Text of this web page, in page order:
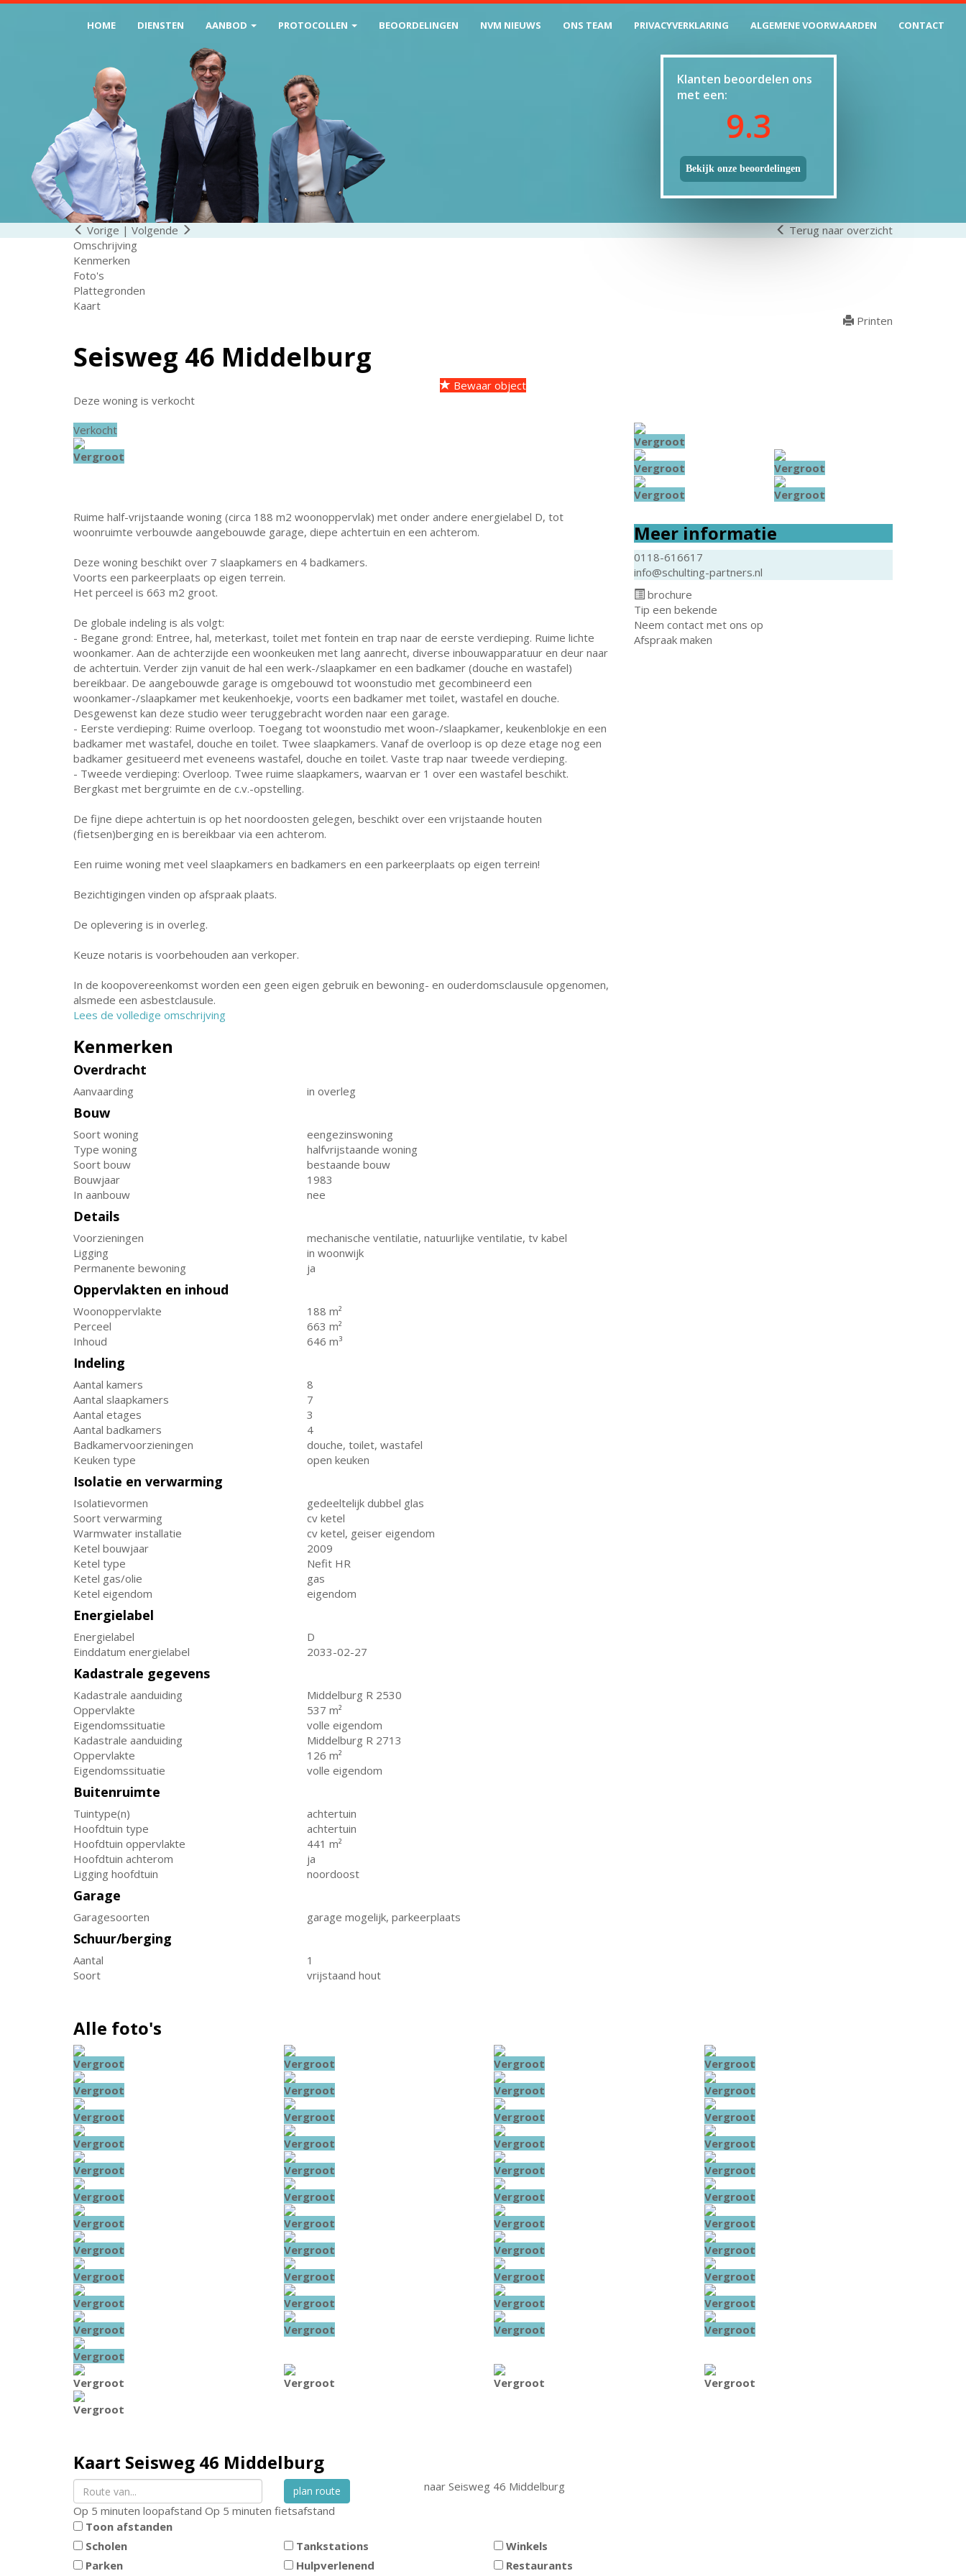
Klanten beoordelen ons
met een:
9.3
Bekijk onze beoordelingen
HOME DIENSTEN AANBOD PROTOCOLLEN BEOORDELINGEN NVM NIEUWS ONS TEAM PRIVACYVERKLARING ALGEMENE VOORWAARDEN CONTACT
Vorige | Volgende
Terug naar overzicht
Omschrijving
Kenmerken
Foto's
Plattegronden
Kaart
Printen
Seisweg 46 Middelburg
Bewaar object
Deze woning is verkocht
Verkocht
Vergroot
Vergroot
Vergroot
Vergroot
Vergroot
Vergroot
Ruime half-vrijstaande woning (circa 188 m2 woonoppervlak) met onder andere energielabel D, tot
woonruimte verbouwde aangebouwde garage, diepe achtertuin en een achterom.
Deze woning beschikt over 7 slaapkamers en 4 badkamers.
Voorts een parkeerplaats op eigen terrein.
Het perceel is 663 m2 groot.
De globale indeling is als volgt:
- Begane grond: Entree, hal, meterkast, toilet met fontein en trap naar de eerste verdieping. Ruime lichte
woonkamer. Aan de achterzijde een woonkeuken met lang aanrecht, diverse inbouwapparatuur en deur naar
de achtertuin. Verder zijn vanuit de hal een werk-/slaapkamer en een badkamer (douche en wastafel)
bereikbaar. De aangebouwde garage is omgebouwd tot woonstudio met gecombineerd een
woonkamer-/slaapkamer met keukenhoekje, voorts een badkamer met toilet, wastafel en douche.
Desgewenst kan deze studio weer teruggebracht worden naar een garage.
- Eerste verdieping: Ruime overloop. Toegang tot woonstudio met woon-/slaapkamer, keukenblokje en een
badkamer met wastafel, douche en toilet. Twee slaapkamers. Vanaf de overloop is op deze etage nog een
badkamer gesitueerd met eveneens wastafel, douche en toilet. Vaste trap naar tweede verdieping.
- Tweede verdieping: Overloop. Twee ruime slaapkamers, waarvan er 1 over een wastafel beschikt.
Bergkast met bergruimte en de c.v.-opstelling.
De fijne diepe achtertuin is op het noordoosten gelegen, beschikt over een vrijstaande houten
(fietsen)berging en is bereikbaar via een achterom.
Een ruime woning met veel slaapkamers en badkamers en een parkeerplaats op eigen terrein!
Bezichtigingen vinden op afspraak plaats.
De oplevering is in overleg.
Keuze notaris is voorbehouden aan verkoper.
In de koopovereenkomst worden een geen eigen gebruik en bewoning- en ouderdomsclausule opgenomen,
alsmede een asbestclausule.
Lees de volledige omschrijving
Kenmerken
Overdracht
Aanvaarding in overleg
Bouw
Soort woning
eengezinswoning
Type woning
halfvrijstaande woning
Soort bouw
bestaande bouw
Bouwjaar
1983
In aanbouw
nee
Details
Voorzieningen
mechanische ventilatie, natuurlijke ventilatie, tv kabel
Ligging
in woonwijk
Permanente bewoning
ja
Oppervlakten en inhoud
Woonoppervlakte
188 m²
Perceel
663 m²
Inhoud
646 m³
Indeling
Aantal kamers
8
Aantal slaapkamers
7
Aantal etages
3
Aantal badkamers
4
Badkamervoorzieningen
douche, toilet, wastafel
Keuken type
open keuken
Isolatie en verwarming
Isolatievormen
gedeeltelijk dubbel glas
Soort verwarming
cv ketel
Warmwater installatie
cv ketel, geiser eigendom
Ketel bouwjaar
2009
Ketel type
Nefit HR
Ketel gas/olie
gas
Ketel eigendom
eigendom
Energielabel
Energielabel
D
Einddatum energielabel
2033-02-27
Kadastrale gegevens
Kadastrale aanduiding
Middelburg R 2530
Oppervlakte
537 m²
Eigendomssituatie
volle eigendom
Kadastrale aanduiding
Middelburg R 2713
Oppervlakte
126 m²
Eigendomssituatie
volle eigendom
Buitenruimte
Tuintype(n)
achtertuin
Hoofdtuin type
achtertuin
Hoofdtuin oppervlakte
441 m²
Hoofdtuin achterom
ja
Ligging hoofdtuin
noordoost
Garage
Garagesoorten garage mogelijk, parkeerplaats
Schuur/berging
Aantal
1
Soort
vrijstaand hout
Meer informatie
0118-616617
info@schulting-partners.nl
brochure
Tip een bekende
Neem contact met ons op
Afspraak maken
Alle foto's
Vergroot Vergroot Vergroot
Vergroot
Vergroot
Vergroot Vergroot
Vergroot
Vergroot
Vergroot Vergroot
Vergroot
Vergroot
Vergroot Vergroot
Vergroot
Vergroot
Vergroot Vergroot
Vergroot
Vergroot
Vergroot Vergroot
Vergroot
Vergroot
Vergroot Vergroot
Vergroot
Vergroot
Vergroot Vergroot
Vergroot
Vergroot
Vergroot Vergroot
Vergroot
Vergroot
Vergroot Vergroot
Vergroot
Vergroot
Vergroot Vergroot
Vergroot
Vergroot
Vergroot
Vergroot Vergroot
Vergroot
Vergroot
Kaart Seisweg 46 Middelburg
plan route naar Seisweg 46 Middelburg
Op 5 minuten loopafstand Op 5 minuten fietsafstand
Toon afstanden
Scholen
Parken
Tankstations
Hulpverlenend
Winkels
Restaurants